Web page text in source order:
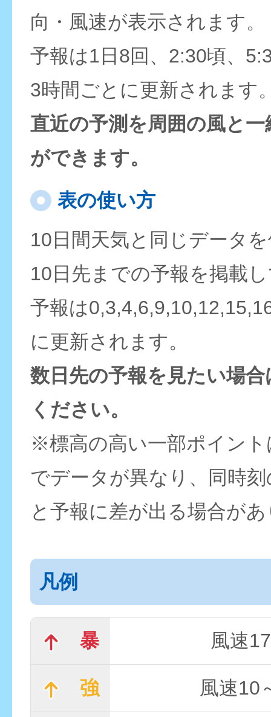
向・風速が表示されます。
予報は1日8回、2:30頃、
3時間ごとに更新されます
直近の予測を周囲の風と
ができます。
表の使い方
10日間天気と同じデータ
10日先までの予報を掲載
予報は
に更新されます。
数日先の予報を見たい場
ください。
※標高の高い一部ポイン
でデータが異なり、同時
と予報に差が出る場合が
凡例
暴 風速
強 風速10